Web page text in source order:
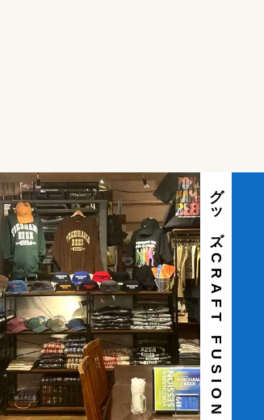
グッズ-CRAFT FUSION